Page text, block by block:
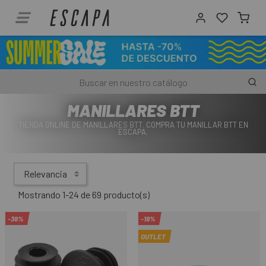
MANILLARES BTT
TIENDA ONLINE DE MANILLARES BTT. COMPRA TU MANILLAR BTT EN
ESCAPA.
Relevancia
Mostrando 1-24 de 69 producto(s)
-38% -19%
OUTLET